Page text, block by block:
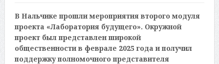
В Нальчике прошли мероприятия второго модуля
проекта «Лаборатория будущего». Окружной
проект был представлен широкой
общественности в феврале 2025 года и получил
поддержку полномочного представителя